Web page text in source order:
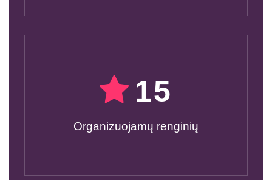
15
Organizuojamų renginių